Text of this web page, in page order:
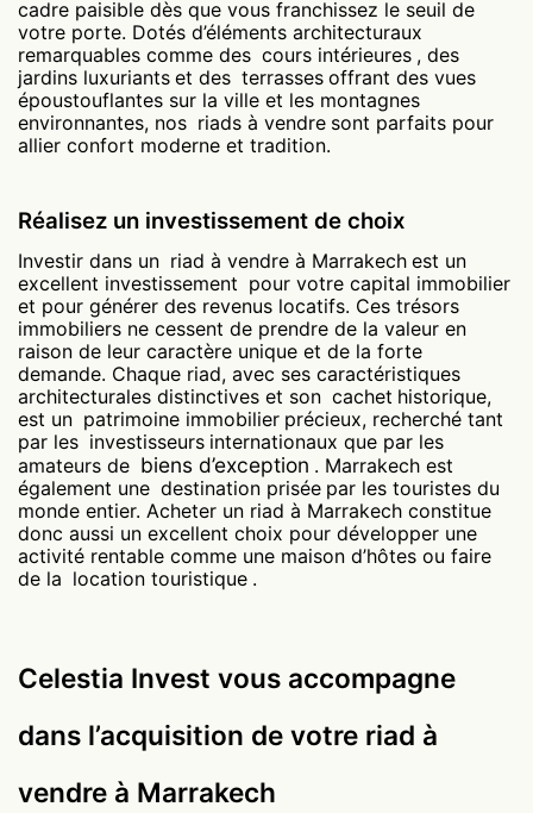
cadre paisible dès que vous franchissez le seuil de
votre porte. Dotés d’éléments architecturaux
remarquables comme des cours intérieures , des
jardins luxuriants et des terrasses offrant des vues
époustouflantes sur la ville et les montagnes
environnantes, nos riads à vendre sont parfaits pour
allier confort moderne et tradition.
Réalisez un investissement de choix
Investir dans un riad à vendre à Marrakech est un
excellent investissement pour votre capital immobilier
et pour générer des revenus locatifs. Ces trésors
immobiliers ne cessent de prendre de la valeur en
raison de leur caractère unique et de la forte
demande. Chaque riad, avec ses caractéristiques
architecturales distinctives et son cachet historique,
est un patrimoine immobilier précieux, recherché tant
par les investisseurs internationaux que par les
amateurs de biens d’exception . Marrakech est
également une destination prisée par les touristes du
monde entier. Acheter un riad à Marrakech constitue
donc aussi un excellent choix pour développer une
activité rentable comme une maison d’hôtes ou faire
de la location touristique .
Celestia Invest vous accompagne
dans l’acquisition de votre riad à
vendre à Marrakech